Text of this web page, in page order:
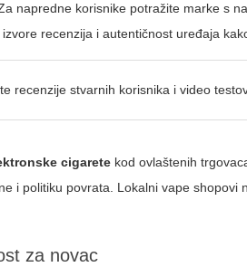
napredne korisnike potražite marke s
recenzija i autentičnost uređaja
recenzije stvarnih korisnika i video
cigarete kod ovlaštenih
i politiku povrata. Lokalni vape
za novac